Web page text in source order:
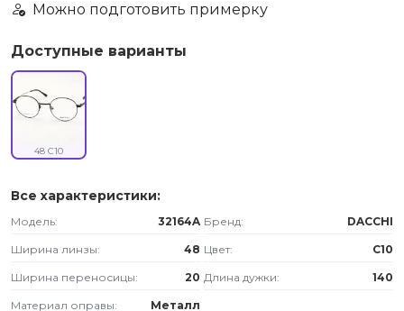
Можно подготовить примерку
Доступные варианты
48 C10
Все характеристики:
Модель: 32164A Бренд: DACCHI
Ширина линзы: 48 Цвет: C10
Ширина переносицы: 20 Длина дужки: 140
Материал оправы: Металл